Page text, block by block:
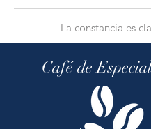
La constancia es
Café de